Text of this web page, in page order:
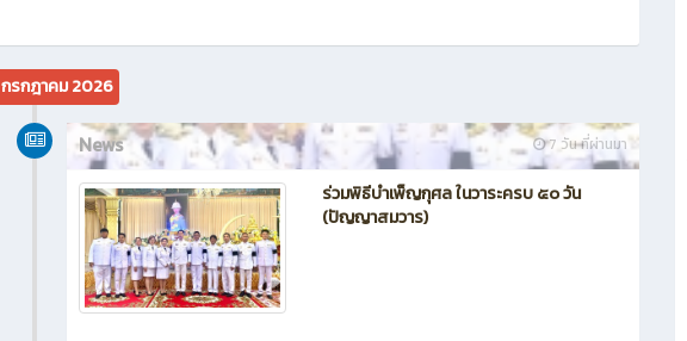
กรกฎาคม 2026
7 วัน ที่ผ่านมา
News
ร่วมพิธีบำเพ็ญกุศล ในวาระครบ ๕๐ วัน
(ปัญญาสมวาร)